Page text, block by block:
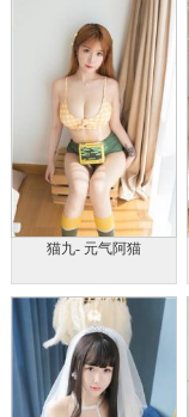
猫九- 元气阿猫